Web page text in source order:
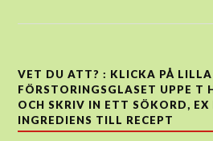
VET DU ATT? : KLICKA PÅ LILLA
FÖRSTORINGSGLASET UPPE T
OCH SKRIV IN ETT SÖKORD, EX
INGREDIENS TILL RECEPT